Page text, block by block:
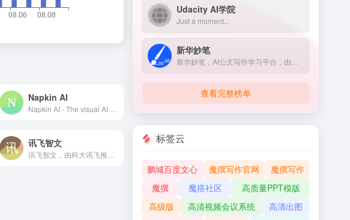
Napkin AI
讯飞智文
Udacity AI学院
Just a moment...
新华妙笔
查看完整榜单
标签云
鹏城百度文心 魔撰写作官网
魔撰写作
魔撰
魔搭社区
高质量PPT模版
高级版
高清视频会议系统
高清出图